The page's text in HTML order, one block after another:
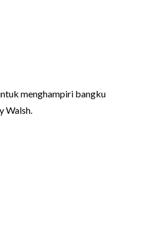
menghampiri bangku
Walsh.